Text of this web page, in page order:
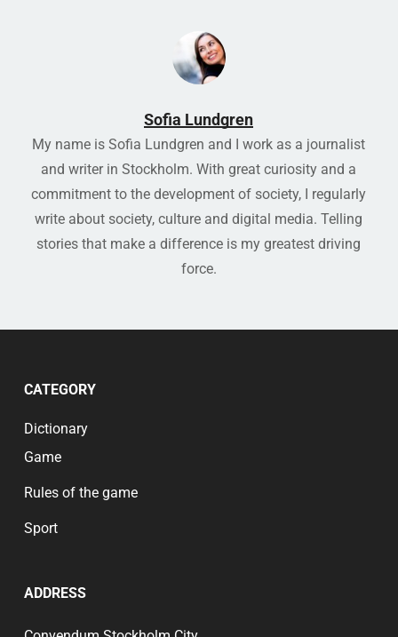
Sofia Lundgren
My name is Sofia Lundgren and I work as a journalist
and writer in Stockholm. With great curiosity and a
commitment to the development of society, I regularly
write about society, culture and digital media. Telling
stories that make a difference is my greatest driving
force.
CATEGORY
Dictionary
Game
Rules of the game
Sport
ADDRESS